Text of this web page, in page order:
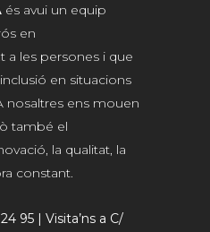
és avui un equip
en
a les persones i que
en situacions
nosaltres ens mouen
també el
la qualitat, la
constant.
95 | Visita’ns a C/